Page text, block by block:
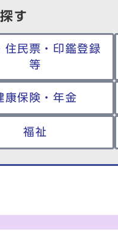
す
住民票・印鑑登録
等
康保険・年金
福祉